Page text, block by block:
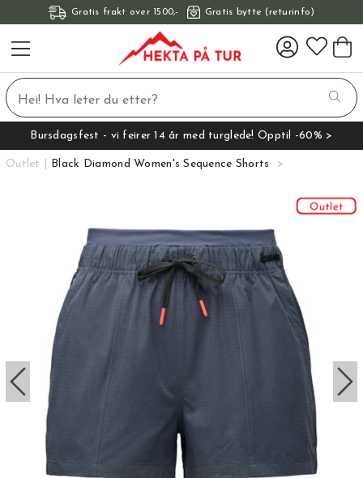
Gratis frakt over 1500,- Gratis bytte (returinfo)
Bursdagsfest - vi feirer 14 år med turglede! Opptil -60% >
Outlet Black Diamond Women's Sequence Shorts